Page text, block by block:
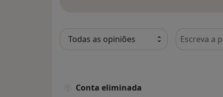
Pesquisar
Conta eliminada